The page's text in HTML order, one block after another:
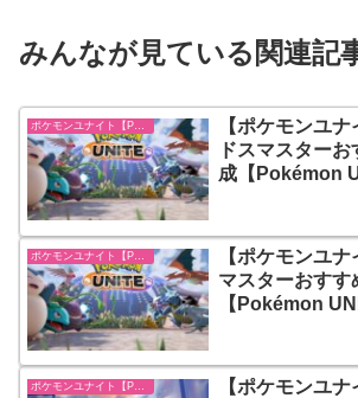
みんなが見ている関連記
ポケモンユナイト【Pokémon UNITE】
【ポケモンユ
ドスマスター
成【Pokémon
【ポケモンユ
マスターおすす
【Pokémon
【ポケモンユ